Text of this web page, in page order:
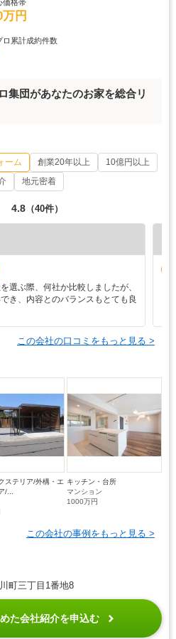
価格帯
円
ロ累計成約件数
集団があなたのお家を総合リ
ーム 創業20年以上
10億円以上
地元密着
4.8 （40件）
選ぶ際、何社か比較しましたが、
き、内容とのバランスもとても良
この会社の口コミをもっと見る >
ステリア/外構・エ
/...
キッチン・台所
マンション
1000万円
この会社の事例をもっと見る >
町三丁目1番地8
た会社紹介を申込む